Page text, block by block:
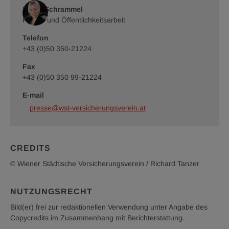
Ringturm
Städtische
Versicherungsverein
Richard
©
Romy Schrammel
Presse und Öffentlichkeitsarbeit
Telefon
+43 (0)50 350-21224
Fax
+43 (0)50 350 99-21224
E-mail
presse@wst-versicherungsverein.at
CREDITS
© Wiener Städtische Versicherungsverein / Richard Tanzer
NUTZUNGSRECHT
Bild(er) frei zur redaktionellen Verwendung unter Angabe des
Copycredits im Zusammenhang mit Berichterstattung.